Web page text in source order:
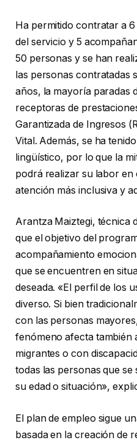
Ha permitido contratar a
del servicio y 5
50 personas y se han
las personas contratadas
años, la mayoría paradas
receptoras de
Garantizada de Ingresos
Vital. Además, se ha
lingüístico, por lo que la
podrá realizar su labor en
atención más inclusiva y
Arantza Maiztegi, técnica
que el objetivo del
acompañamiento
que se encuentren en
deseada. «El perfil de los
diverso. Si bien
con las personas
fenómeno afecta también
migrantes o con
todas las personas que
su edad o situación»,
El plan de empleo sigue
basada en la creación de